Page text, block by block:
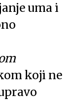
uma i
koji ne